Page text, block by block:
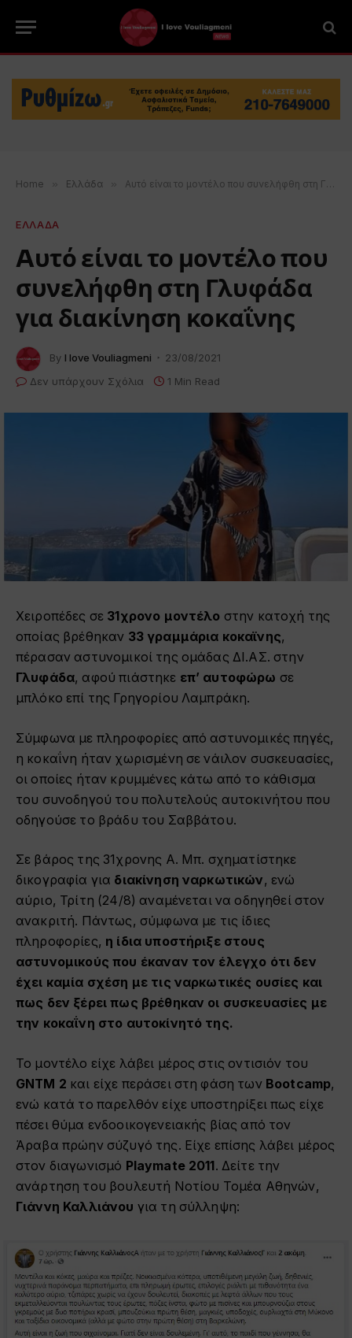
Home » Ελλάδα » Aυτό είναι το μοντέλο που συνελήφθη στη Γλυφάδα για διακίνηση κοκαΐνης
ΕΛΛΑΔΑ
Aυτό είναι το μοντέλο που
συνελήφθη στη Γλυφάδα
για διακίνηση κοκαΐνης
By I love Vouliagmeni
23/08/2021
Δεν υπάρχουν Σχόλια
1 Min Read
Χειροπέδες σε 31χρονο μοντέλο στην κατοχή της
οποίας βρέθηκαν 33 γραμμάρια κοκαϊνης,
πέρασαν αστυνομικοί της ομάδας ΔΙ.ΑΣ. στην
Γλυφάδα, αφού πιάστηκε επ’ αυτοφώρω σε
μπλόκο επί της Γρηγορίου Λαμπράκη.
Σύμφωνα με πληροφορίες από αστυνομικές πηγές,
η κοκαΐνη ήταν χωρισμένη σε νάιλον συσκευασίες,
οι οποίες ήταν κρυμμένες κάτω από το κάθισμα
του συνοδηγού του πολυτελούς αυτοκινήτου που
οδηγούσε το βράδυ του Σαββάτου.
Σε βάρος της 31χρονης Α. Μπ. σχηματίστηκε
δικογραφία για διακίνηση ναρκωτικών, ενώ
αύριο, Τρίτη (24/8) αναμένεται να οδηγηθεί στον
ανακριτή. Πάντως, σύμφωνα με τις ίδιες
πληροφορίες, η ίδια υποστήριξε στους
αστυνομικούς που έκαναν τον έλεγχο ότι δεν
έχει καμία σχέση με τις ναρκωτικές ουσίες και
πως δεν ξέρει πως βρέθηκαν οι συσκευασίες με
την κοκαΐνη στο αυτοκίνητό της.
Το μοντέλο είχε λάβει μέρος στις οντισιόν του
GNTM 2 και είχε περάσει στη φάση των Bootcamp,
ενώ κατά το παρελθόν είχε υποστηρίξει πως είχε
πέσει θύμα ενδοοικογενειακής βίας από τον
Άραβα πρώην σύζυγό της. Είχε επίσης λάβει μέρος
στον διαγωνισμό Playmate 2011. Δείτε την
ανάρτηση του βουλευτή Νοτίου Τομέα Αθηνών,
Γιάννη Καλλιάνου για τη σύλληψη: